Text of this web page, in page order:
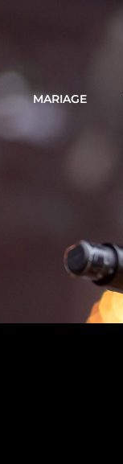
MARIAGE